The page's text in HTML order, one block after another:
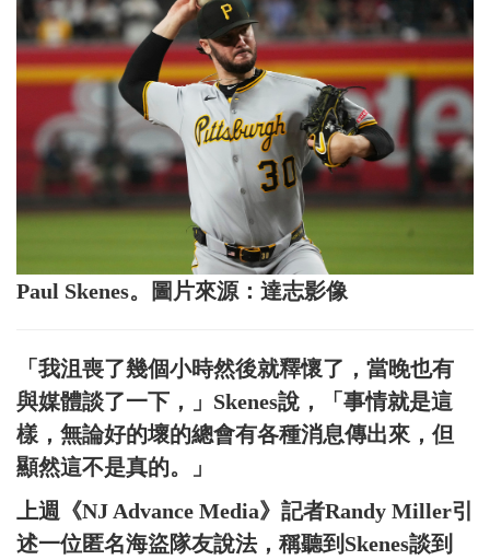
Paul Skenes。圖片來源：達志影像
「我沮喪了幾個小時然後就釋懷了，當晚也有
與媒體談了一下，」Skenes說，「事情就是這
樣，無論好的壞的總會有各種消息傳出來，但
顯然這不是真的。」
上週《NJ Advance Media》記者Randy Miller引
述一位匿名海盜隊友說法，稱聽到Skenes談到